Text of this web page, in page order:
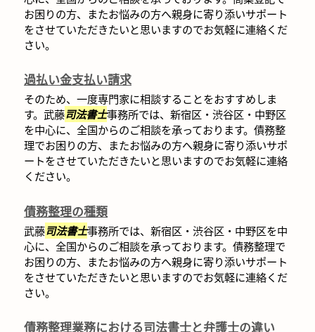
お困りの方、またお悩みの方へ親身に寄り添いサポート
をさせていただきたいと思いますのでお気軽に連絡くだ
さい。
過払い金支払い請求
そのため、一度専門家に相談することをおすすめしま
す。武藤司法書士事務所では、新宿区・渋谷区・中野区
を中心に、全国からのご相談を承っております。債務整
理でお困りの方、またお悩みの方へ親身に寄り添いサポ
ートをさせていただきたいと思いますのでお気軽に連絡
ください。
債務整理の種類
武藤司法書士事務所では、新宿区・渋谷区・中野区を中
心に、全国からのご相談を承っております。債務整理で
お困りの方、またお悩みの方へ親身に寄り添いサポート
をさせていただきたいと思いますのでお気軽に連絡くだ
さい。
債務整理業務における司法書士と弁護士の違い